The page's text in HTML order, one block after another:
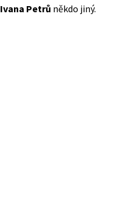
Ivana Petrů někdo jiný.